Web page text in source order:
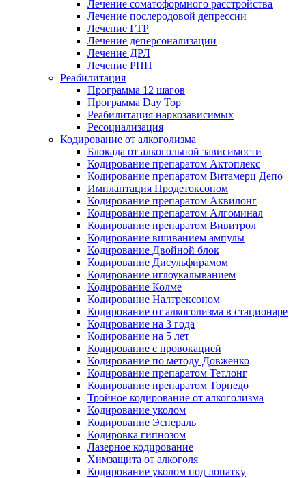
Лечение соматоформного расстройства
Лечение послеродовой депрессии
Лечение ГТР
Лечение деперсонализации
Лечение ДРЛ
Лечение РПП
Реабилитация
Программа 12 шагов
Программа Day Top
Реабилитация наркозависимых
Ресоциализация
Кодирование от алкоголизма
Блокада от алкогольной зависимости
Кодирование препаратом Актоплекс
Кодирование препаратом Витамерц Депо
Имплантация Продетоксоном
Кодирование препаратом Аквилонг
Кодирование препаратом Алгоминал
Кодирование препаратом Вивитрол
Кодирование вшиванием ампулы
Кодирование Двойной блок
Кодирование Дисульфирамом
Кодирование иглоукалыванием
Кодирование Колме
Кодирование Налтрексоном
Кодирование от алкоголизма в стационаре
Кодирование на 3 года
Кодирование на 5 лет
Кодирование с провокацией
Кодирование по методу Довженко
Кодирование препаратом Тетлонг
Кодирование препаратом Торпедо
Тройное кодирование от алкоголизма
Кодирование уколом
Кодирование Эспераль
Кодировка гипнозом
Лазерное кодирование
Химзащита от алкоголя
Кодирование уколом под лопатку